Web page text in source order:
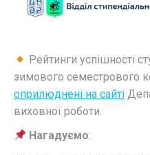
Рейтинги успішності
зимового семестрового
оприлюднені на сайті
виховної роботи.
Нагадуємо: